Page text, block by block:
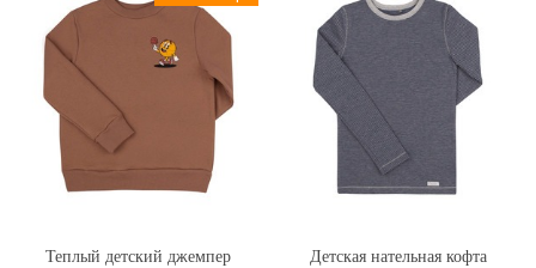
Теплый детский джемпер
Детская нательная кофта